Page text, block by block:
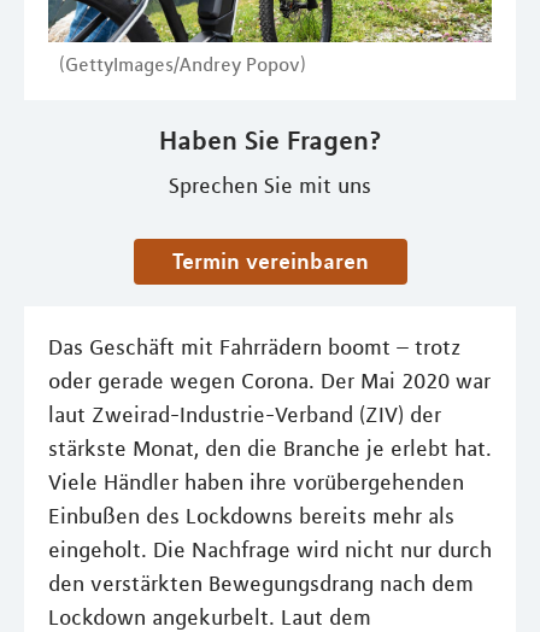
(GettyImages/Andrey Popov)
Haben Sie Fragen?
Sprechen Sie mit uns
Termin vereinbaren
Das Geschäft mit Fahrrädern boomt – trotz
oder gerade wegen Corona. Der Mai 2020 war
laut Zweirad-Industrie-Verband (ZIV) der
stärkste Monat, den die Branche je erlebt hat.
Viele Händler haben ihre vorübergehenden
Einbußen des Lockdowns bereits mehr als
eingeholt. Die Nachfrage wird nicht nur durch
den verstärkten Bewegungsdrang nach dem
Lockdown angekurbelt. Laut dem